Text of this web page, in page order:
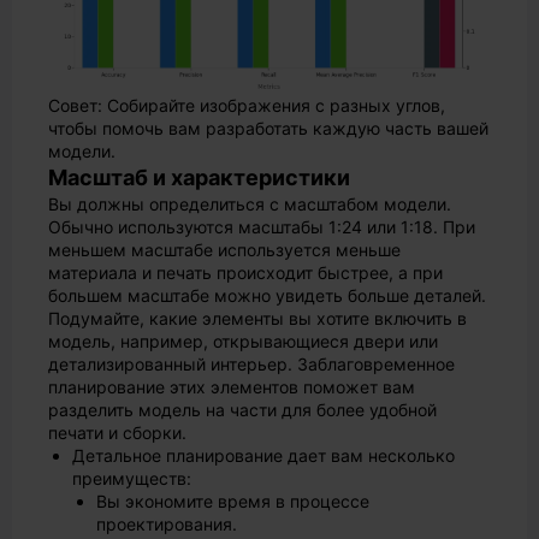
Совет: Собирайте изображения с разных углов,
чтобы помочь вам разработать каждую часть вашей
модели.
Масштаб и характеристики
Вы должны определиться с масштабом модели.
Обычно используются масштабы 1:24 или 1:18. При
меньшем масштабе используется меньше
материала и печать происходит быстрее, а при
большем масштабе можно увидеть больше деталей.
Подумайте, какие элементы вы хотите включить в
модель, например, открывающиеся двери или
детализированный интерьер. Заблаговременное
планирование этих элементов поможет вам
разделить модель на части для более удобной
печати и сборки.
Детальное планирование дает вам несколько
преимуществ:
Вы экономите время в процессе
проектирования.